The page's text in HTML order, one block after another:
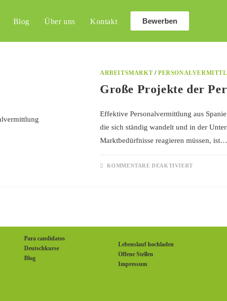
Blog Über uns Kontakt Bewerben
ARBEITSMARKT /
Große Projekte der
Effektive Personalvermittlung aus
die sich ständig wandelt und in der
Marktbedürfnisse reagieren müssen, ist…
KOMMENTARE DEAKTIVIERT
Para candidatos
Deutschkurse
Blog
Lebenslauf hochladen
Offene Stellen
Impressum